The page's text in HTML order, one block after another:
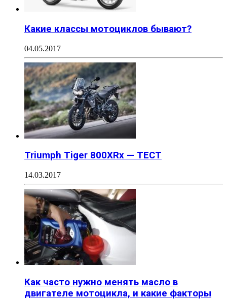
Какие классы мотоциклов бывают?
04.05.2017
Triumph Tiger 800XRx — ТЕСТ
14.03.2017
Как часто нужно менять масло в
двигателе мотоцикла, и какие факторы